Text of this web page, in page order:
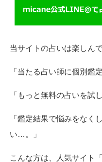
当サイトの占いは楽しん
「当たる占い師に個別鑑
「もっと無料の占いを試
「鑑定結果で悩みをなく
い…。」
こんな方は、人気サイト